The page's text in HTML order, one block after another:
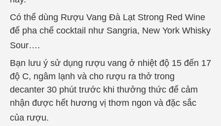
Có thể dùng Rượu Vang Đà Lạt Strong Red Wine
để pha chế cocktail như Sangria, New York Whisky
Sour….
Bạn lưu ý sử dụng rượu vang ở nhiệt độ 15 đến 17
độ C, ngâm lạnh và cho rượu ra thở trong
decanter 30 phút trước khi thưởng thức để cảm
nhận được hết hương vị thơm ngon và đặc sắc
của rượu.